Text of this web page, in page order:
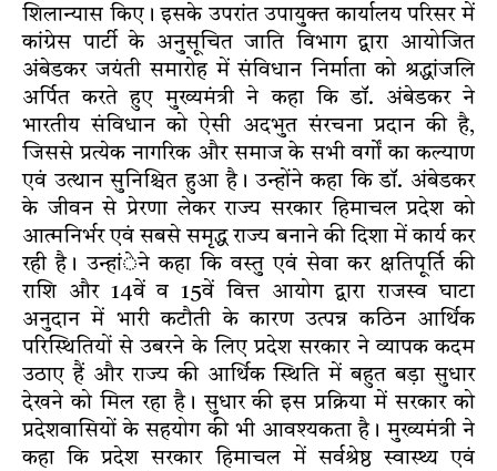
शिलान्यास किए। इसके उपरांत उपायुक्त कार्यालय परिसर में
कांग्रेस पार्टी के अनुसूचित जाति विभाग द्वारा आयोजित
अंबेडकर जयंती समारोह में संविधान निर्माता को श्रद्धांजलि
अर्पित करते हुए मुख्यमंत्री ने कहा कि डॉ. अंबेडकर ने
भारतीय संविधान को ऐसी अदभुत संरचना प्रदान की है,
जिससे प्रत्येक नागरिक और समाज के सभी वर्गों का कल्याण
एवं उत्थान सुनिश्चित हुआ है। उन्होंने कहा कि डॉ. अंबेडकर
के जीवन से प्रेरणा लेकर राज्य सरकार हिमाचल प्रदेश को
आत्मनिर्भर एवं सबसे समृद्ध राज्य बनाने की दिशा में कार्य कर
रही है। उन्हांेने कहा कि वस्तु एवं सेवा कर क्षतिपूर्ति की
राशि और 14वें व 15वें वित्त आयोग द्वारा राजस्व घाटा
अनुदान में भारी कटौती के कारण उत्पन्न कठिन आर्थिक
परिस्थितियों से उबरने के लिए प्रदेश सरकार ने व्यापक कदम
उठाए हैं और राज्य की आर्थिक स्थिति में बहुत बड़ा सुधार
देखने को मिल रहा है। सुधार की इस प्रक्रिया में सरकार को
प्रदेशवासियों के सहयोग की भी आवश्यकता है। मुख्यमंत्री ने
कहा कि प्रदेश सरकार हिमाचल में सर्वश्रेष्ठ स्वास्थ्य एवं